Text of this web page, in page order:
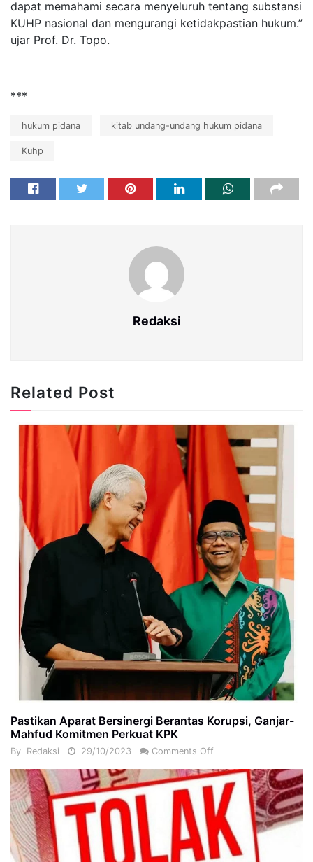
dapat memahami secara menyeluruh tentang substansi
KUHP nasional dan mengurangi ketidakpastian hukum.”
ujar Prof. Dr. Topo.
***
hukum pidana kitab undang-undang hukum pidana
Kuhp
Redaksi
Related Post
Pastikan Aparat Bersinergi Berantas Korupsi, Ganjar-
Mahfud Komitmen Perkuat KPK
By Redaksi 29/10/2023 Comments Off